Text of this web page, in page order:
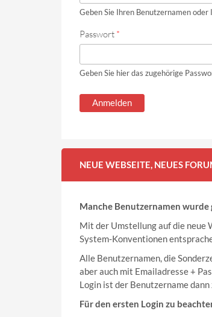
Geben Sie Ihren Benutzernamen
Passwort *
Geben Sie hier das zugehörige
NEUE WEBSEITE, NEUES
Manche Benutzernamen wurde
Mit der Umstellung auf die neue
System-Konventionen
Alle Benutzernamen, die
aber auch mit Emailadresse +
Login ist der Benutzername dann
Für den ersten Login zu